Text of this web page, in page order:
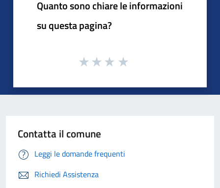
Quanto sono chiare le informazioni
su questa pagina?
Contatta il comune
Leggi le domande frequenti
Richiedi Assistenza